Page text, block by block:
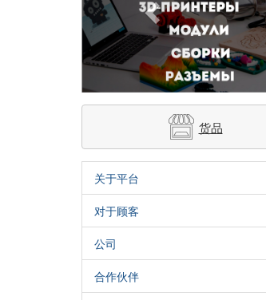
货品
关于平台
对于顾客
公司
合作伙伴